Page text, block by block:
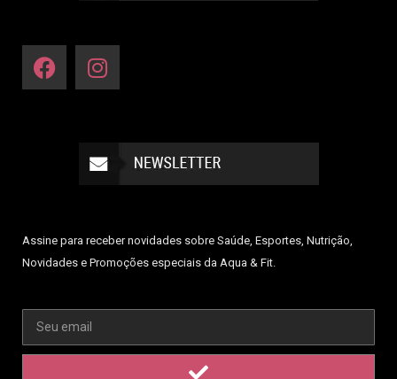
Assine para receber novidades sobre Saúde, Esportes, Nutrição,
Novidades e Promoções especiais da Aqua & Fit.